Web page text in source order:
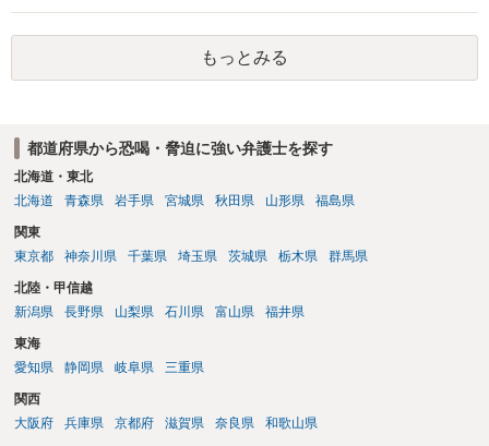
もっとみる
都道府県から恐喝・脅迫に強い弁護士を探す
北海道・東北
北海道
青森県 岩手県 宮城県 秋田県 山形県 福島県
関東
東京都
神奈川県 千葉県 埼玉県 茨城県 栃木県 群馬県
北陸・甲信越
新潟県
長野県 山梨県 石川県 富山県 福井県
東海
愛知県
静岡県 岐阜県 三重県
関西
大阪府
兵庫県 京都府 滋賀県 奈良県 和歌山県